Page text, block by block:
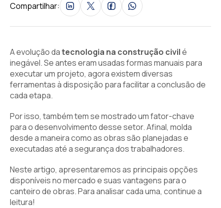
Compartilhar:
A evolução datecnologia na construção civilé
inegável. Se antes eram usadas formas manuais para
executar um projeto, agora existem diversas
ferramentas à disposição para facilitar a conclusão de
cada etapa.
Por isso, também tem se mostrado um fator-chave
para o desenvolvimento desse setor. Afinal, molda
desde a maneira como as obras são planejadas e
executadas até a segurança dos trabalhadores.
Neste artigo, apresentaremos as principais opções
disponíveis no mercado e suas vantagens para o
canteiro de obras. Para analisar cada uma, continue a
leitura!